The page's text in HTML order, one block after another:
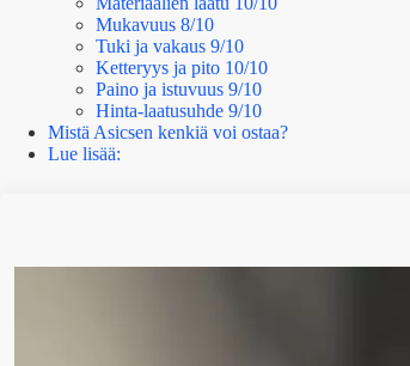
Mukavuus 8/10
Tuki ja vakaus 9/10
Ketteryys ja pito 10/10
Paino ja istuvuus 9/10
Hinta-laatusuhde 9/10
Mistä Asicsen kenkiä voi ostaa?
Lue lisää: